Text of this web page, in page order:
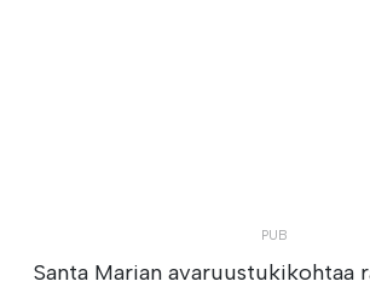
Santa Marian avaruustukikohtaa